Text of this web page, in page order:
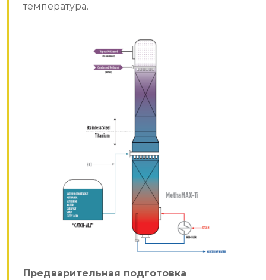
температура.
Предварительная подготовка